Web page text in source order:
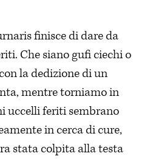
finisce di dare da
Che siano gufi ciechi o
la dedizione di un
mentre torniamo in
uccelli feriti sembrano
in cerca di cure,
stata colpita alla testa